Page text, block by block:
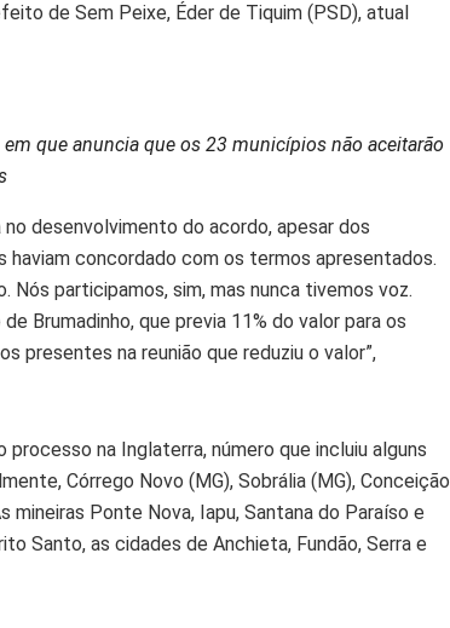
de Sem Peixe, Éder de Tiquim (PSD), atual
que anuncia que os 23 municípios não aceitarão
desenvolvimento do acordo, apesar dos
concordado com os termos apresentados.
participamos, sim, mas nunca tivemos voz.
Brumadinho, que previa 11% do valor para os
presentes na reunião que reduziu o valor”,
na Inglaterra, número que incluiu alguns
Córrego Novo (MG), Sobrália (MG), Conceição
mineiras Ponte Nova, Iapu, Santana do Paraíso e
Santo, as cidades de Anchieta, Fundão, Serra e